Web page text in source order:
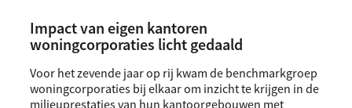
Impact van eigen kantoren
woningcorporaties licht gedaald
Voor het zevende jaar op rij kwam de benchmarkgroep
woningcorporaties bij elkaar om inzicht te krijgen in de
milieuprestaties van hun kantoorgebouwen met